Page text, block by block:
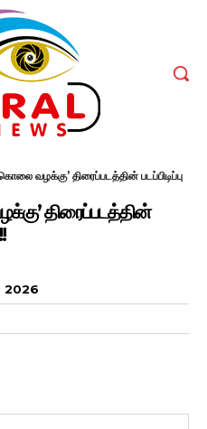
வழக்கு’ திரைப்படத்தின் படப்பிடிப்பு
திரைப்படத்தின்
2026